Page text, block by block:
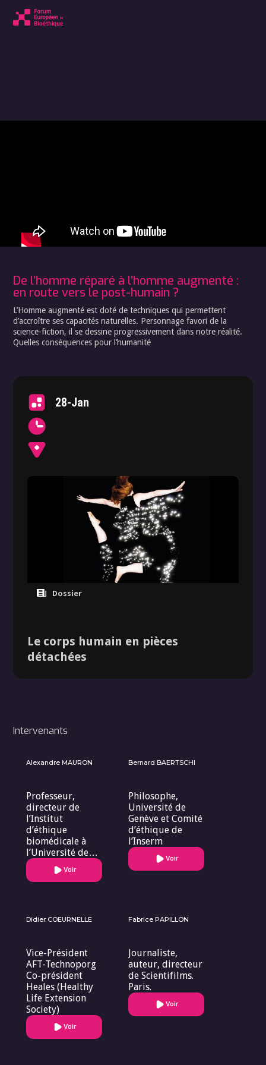
De l’homme réparé à l’homme augmenté :
en route vers le post-humain ?
L’Homme augmenté est doté de techniques qui permettent
d’accroître ses capacités naturelles. Personnage favori de la
science-fiction, il se dessine progressivement dans notre réalité.
Quelles conséquences pour l’humanité
28-Jan
Dossier
Le corps humain en pièces
détachées
Intervenants
Alexandre MAURON
Professeur,
directeur de
l’Institut
d’éthique
biomédicale à
l’Université de
Genève. Genève.
Voir
Bernard BAERTSCHI
Philosophe,
Université de
Genève et Comité
d’éthique de
l’Inserm
Voir
Didier COEURNELLE
Vice-Président
AFT-Technoporg
Co-président
Heales (Healthy
Life Extension
Society)
Voir
Fabrice PAPILLON
Journaliste,
auteur, directeur
de Scientifilms.
Paris.
Voir